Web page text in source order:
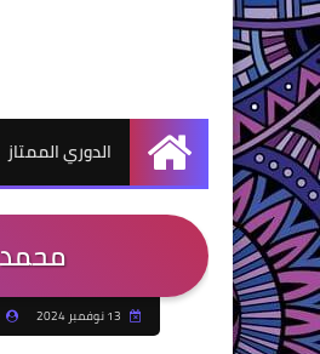
الرئيسية
الدوري الممتاز
محمد